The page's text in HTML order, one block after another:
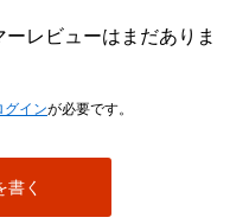
ます。
です。ステンレスはさびにく
の木工用途はもちろん、湿
適しています。生地仕上げ
、相手材の硬さを確認して
硬い木材へ使用する場合
レビューはまだありま
グインが必要です。
書く